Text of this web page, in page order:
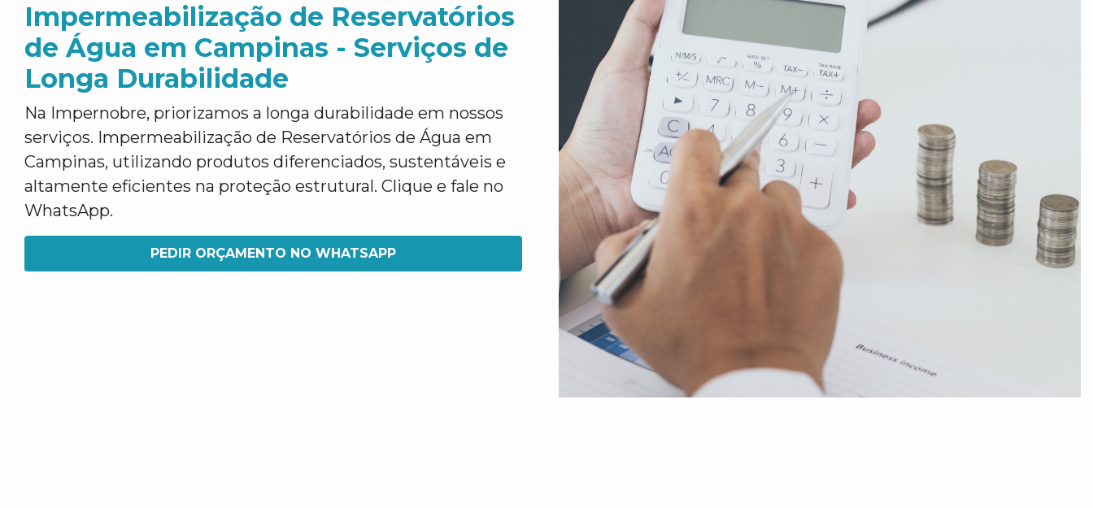
Impermeabilização de Reservatórios
de Água em Campinas - Serviços de
Longa Durabilidade
Na Impernobre, priorizamos a longa durabilidade em nossos
serviços. Impermeabilização de Reservatórios de Água em
Campinas, utilizando produtos diferenciados, sustentáveis e
altamente eficientes na proteção estrutural. Clique e fale no
WhatsApp.
PEDIR ORÇAMENTO NO WHATSAPP